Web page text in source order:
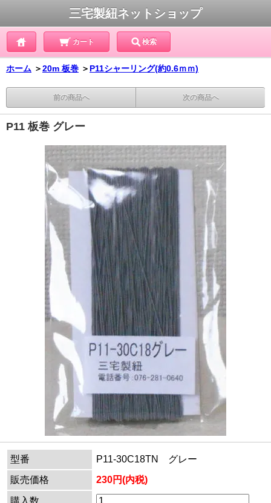
三宅製紐ネットショップ
カート 検索
ホーム ＞20m 板巻 ＞ P11シャーリング(約0.6ｍｍ)
前の商品へ 次の商品へ
P11 板巻 グレー
型番
P11-30C18TN グレー
販売価格
230円(内税)
購入数